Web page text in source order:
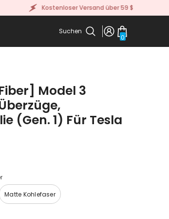
Kostenloser Versand über 59 $
Suchen
00
Artikel
Model 3
(Gen. 1) Für Tesla
Matte Kohlefaser